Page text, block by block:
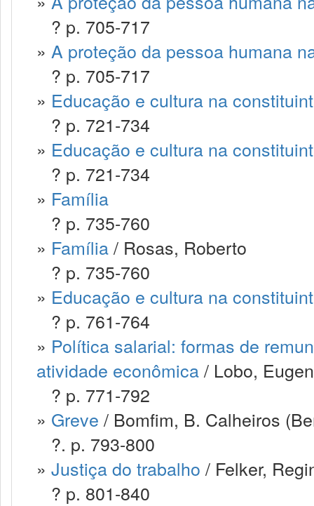
? p. 705-717
» A proteção da pessoa humana
? p. 705-717
» Educação e cultura na
? p. 721-734
» Educação e cultura na
? p. 721-734
» Família
? p. 735-760
» Família/ Rosas, Roberto
? p. 735-760
» Educação e cultura na
? p. 761-764
» Política salarial: formas de
atividade econômica/ Lobo,
? p. 771-792
» Greve / Bomfim, B. Calheiros
?. p. 793-800
» Justiça do trabalho / Felker,
? p. 801-840